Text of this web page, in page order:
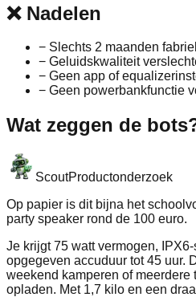
❌Nadelen
− Slechts 2 maanden
− Geluidskwaliteit
− Geen app of
− Geen powerbankfunctie
Wat zeggen de
ScoutProductonderzoek
Op papier is dit bijna het
party speaker rond de 100 euro.
Je krijgt 75 watt vermogen,
opgegeven accuduur tot 45 uur.
weekend kamperen of meerdere
opladen. Met 1,7 kilo en een